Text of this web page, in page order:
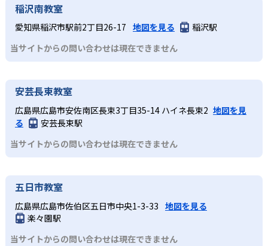
稲沢南教室
愛知県稲沢市駅前2丁目26-17 地図を見る
稲沢駅
当サイトからの問い合わせは現在できません
安芸長束教室
広島県広島市安佐南区長束3丁目35-14 ハイネ長束2 地図を見
る
安芸長束駅
当サイトからの問い合わせは現在できません
五日市教室
広島県広島市佐伯区五日市中央1-3-33 地図を見る
楽々園駅
当サイトからの問い合わせは現在できません